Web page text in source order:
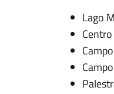
Lago